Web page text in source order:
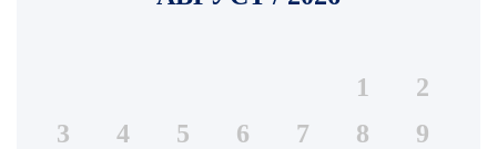
1
2
3
4 5 6 7 8
9